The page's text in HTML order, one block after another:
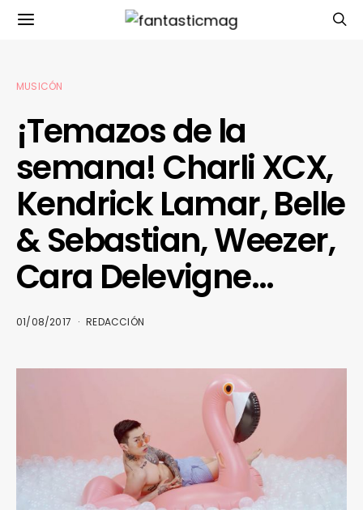
MUSICÓN
¡Temazos de la
semana! Charli XCX,
Kendrick Lamar, Belle
& Sebastian, Weezer,
Cara Delevigne…
01/08/2017 REDACCIÓN